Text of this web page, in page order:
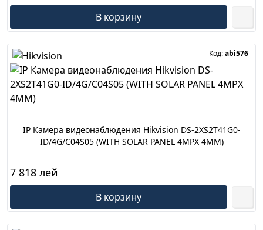
В корзину
Код:abi576
IP Камера видеонаблюдения Hikvision DS-2XS2T41G0-
ID/4G/C04S05 (WITH SOLAR PANEL 4MPX 4MM)
7 818 лей
В корзину